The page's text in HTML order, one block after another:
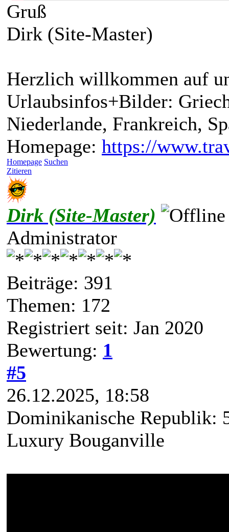
Gruß
Dirk (Site-Master)
Herzlich willkommen auf
Urlaubsinfos+Bilder:
Niederlande, Frankreich,
Homepage: https://
Homepage Suchen
Zitieren
Dirk (Site-Master)
Administrator
Beiträge: 391
Themen: 172
Registriert seit: Jan 2020
Bewertung: 1
#5
26.12.2025, 18:58
Dominikanische Republik:
Luxury Bouganville